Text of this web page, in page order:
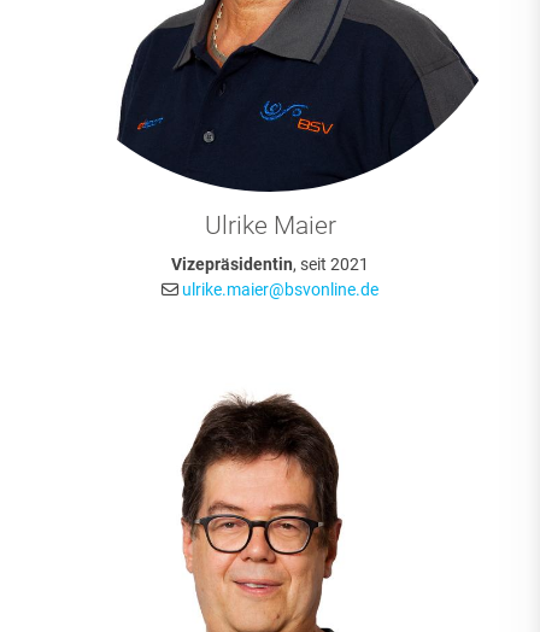
Ulrike Maier
Vizepräsidentin, seit 2021
ulrike.maier@bsvonline.de